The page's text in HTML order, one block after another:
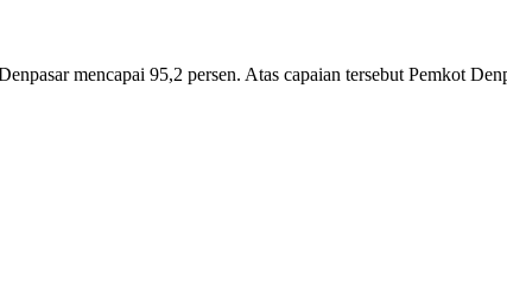
mencapai 95,2 persen. Atas capaian tersebut Pemkot